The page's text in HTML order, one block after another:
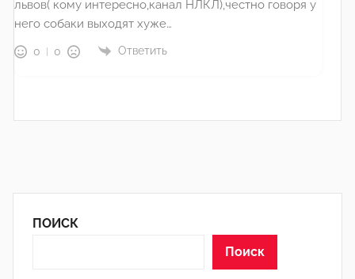
львов( кому интересно,канал НЛКЛ),честно говоря у
него собаки выходят хуже…
0 0 Ответить
ПОИСК
Поиск